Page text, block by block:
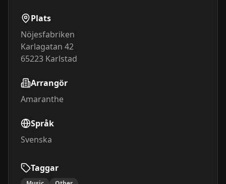
Plats
Nöjesfabriken
Karlagatan 42
65223 Karlstad
Arrangör
Amaranthe
Språk
Svenska
Taggar